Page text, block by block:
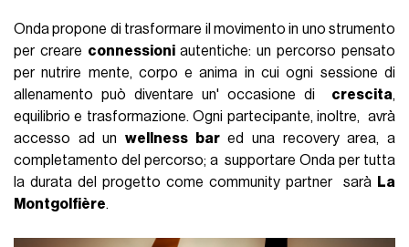
Onda propone di trasformare il movimento in uno strumento
per creare connessioniautentiche: un percorso pensato
per nutrire mente, corpo e anima in cui ogni sessione di
allenamento può diventare un' occasione di crescita,
equilibrio e trasformazione. Ogni partecipante, inoltre, avrà
accesso ad unwellness bared una recovery area, a
completamento del percorso; a supportare Onda per tutta
la durata del progetto come community partner sarà La
Montgolfière.